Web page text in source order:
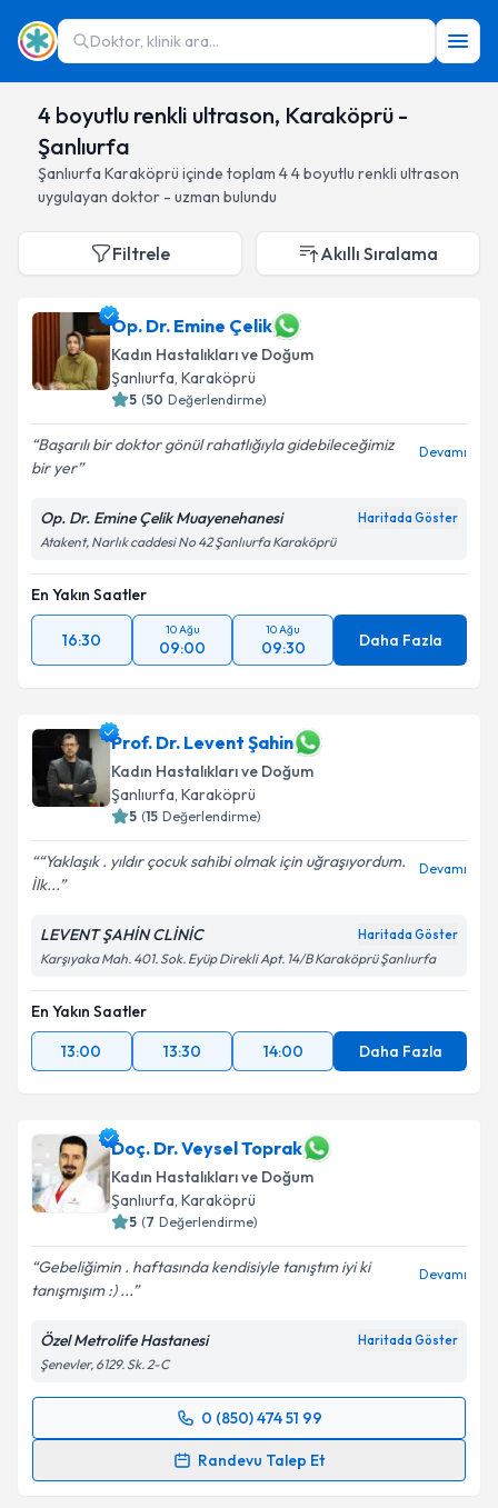
Doktor, klinik ara...
4 boyutlu renkli ultrason, Karaköprü -
Şanlıurfa
Şanlıurfa Karaköprü içinde toplam 44 boyutlu renkli ultrason
uygulayan doktor - uzman bulundu
Filtrele Akıllı Sıralama
Op. Dr. Emine Çelik
Kadın Hastalıkları ve Doğum
Şanlıurfa, Karaköprü
5 (50 Değerlendirme)
Başarılı bir doktor gönül rahatlığıyla gidebileceğimiz
bir yer
Devamı
Op. Dr. Emine Çelik Muayenehanesi Haritada Göster
Atakent, Narlık caddesi No 42 Şanlıurfa Karaköprü
En Yakın Saatler
16:30
10 Ağu
09:00
10 Ağu
09:30 Daha Fazla
Prof. Dr. Levent Şahin
Kadın Hastalıkları ve Doğum
Şanlıurfa, Karaköprü
5 (15 Değerlendirme)
“Yaklaşık . yıldır çocuk sahibi olmak için uğraşıyordum.
İlk...
Devamı
LEVENT ŞAHİN CLİNİC Haritada Göster
Karşıyaka Mah. 401. Sok. Eyüp Direkli Apt. 14/B Karaköprü Şanlıurfa
En Yakın Saatler
13:00
13:30 14:00 Daha Fazla
Doç. Dr. Veysel Toprak
Kadın Hastalıkları ve Doğum
Şanlıurfa, Karaköprü
5 (7 Değerlendirme)
Gebeliğimin . haftasında kendisiyle tanıştım iyi ki
tanışmışım :) ...
Devamı
Özel Metrolife Hastanesi Haritada Göster
Şenevler, 6129. Sk. 2-C
0 (850) 474 51 99
Randevu Talep Et
Randevu Takvimi Talebi